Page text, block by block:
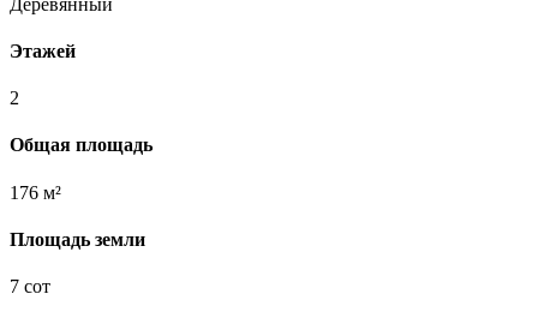
Этажей
2
Общая площадь
176 м²
Площадь земли
7 сот